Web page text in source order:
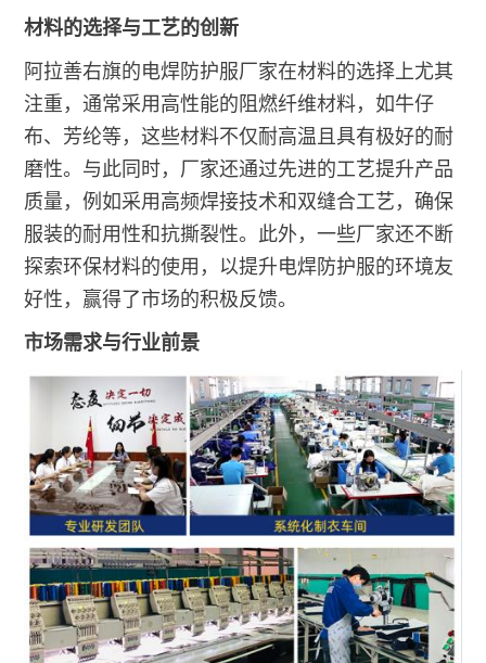
材料的选择与工艺的创新
阿拉善右旗的电焊防护服厂家在材料的选择上尤其
注重，通常采用高性能的阻燃纤维材料，如牛仔
布、芳纶等，这些材料不仅耐高温且具有极好的耐
磨性。与此同时，厂家还通过先进的工艺提升产品
质量，例如采用高频焊接技术和双缝合工艺，确保
服装的耐用性和抗撕裂性。此外，一些厂家还不断
探索环保材料的使用，以提升电焊防护服的环境友
好性，赢得了市场的积极反馈。
市场需求与行业前景